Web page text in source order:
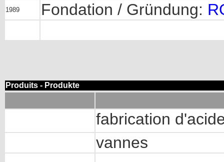
1989 Fondation / Gründung:
Produits - Produkte
fabrication
vannes